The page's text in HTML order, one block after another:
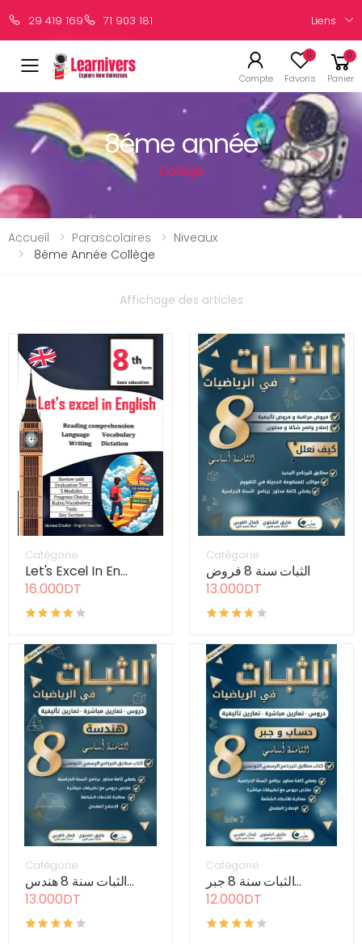
29 419 169 71 903 181 Liens
Compte
0
Favoris
0
Panier
8éme année
Collège
Accueil Parascolaires
Niveaux
8éme Année Collège
Affichage des articles
Catégorie
Let's Excel In En...
16.000DT
Catégorie
الثبات سنة 8 فروض
13.000DT
Catégorie
الثبات سنة 8 هندس...
13.000DT
Catégorie
الثبات سنة 8 جبر...
12.000DT